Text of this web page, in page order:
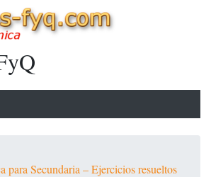
para Secundaria – Ejercicios resueltos